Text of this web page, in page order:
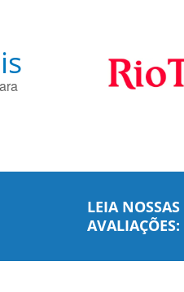
LEIA NOSSAS
AVALIAÇÕES: